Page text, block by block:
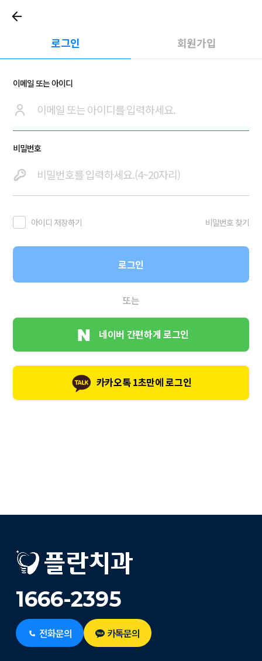
로그인 회원가입
이메일 또는 아이디
비밀번호
아이디 저장하기 비밀번호 찾기
로그인
또는
네이버 간편하게 로그인
카카오톡 1초만에 로그인
1666-2395
전화문의 카톡문의